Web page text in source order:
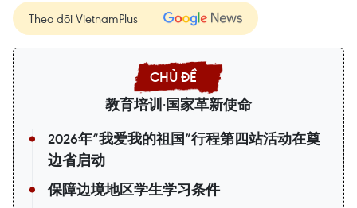
Theo dõi VietnamPlus
教育培训·国家革新使命
2026年“我爱我的祖国”行程第四站活动在奠
边省启动
保障边境地区学生学习条件